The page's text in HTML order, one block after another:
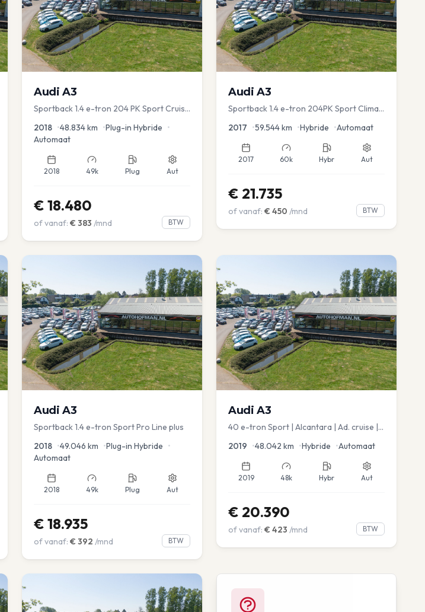
Audi A3
Sportback 1.4 e-tron 204 PK Sport Cruise
2018 •48.834km •Plug-in Hybride •
Automaat
2018 49k Plug Aut
€ 18.480
of vanaf: € 383 /mnd BTW
Audi A3
Sportback 1.4 e-tron 204PK Sport Clima
2017 •59.544km •Hybride •Automaat
2017 60k Hybr Aut
€ 21.735
of vanaf: € 450 /mnd BTW
Audi A3
Sportback 1.4 e-tron Sport Pro Line plus
2018 •49.046 km •Plug-in Hybride •
Automaat
2018 49k Plug Aut
€ 18.935
of vanaf: € 392 /mnd BTW
Audi A3
40 e-tron Sport | Alcantara | Ad. cruise |
2019 •48.042 km •Hybride •Automaat
2019 48k Hybr Aut
€ 20.390
of vanaf: € 423 /mnd BTW